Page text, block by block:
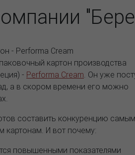
- Performa Cream
картон производства
- Performa Cream. Он уже
а в скором времени его можно
составить конкуренцию самым
картонам. И вот почему:
повышенными показателями